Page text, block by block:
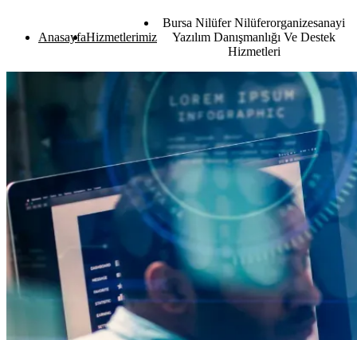
AnasayfaHizmetlerimiz
Bursa Nilüfer Nilüferorganizesanayi
Yazılım Danışmanlığı Ve Destek
Hizmetleri